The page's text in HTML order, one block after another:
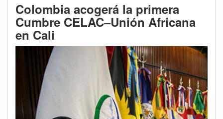
Colombia acogerá la primera
Cumbre CELAC–Unión Africana
en Cali